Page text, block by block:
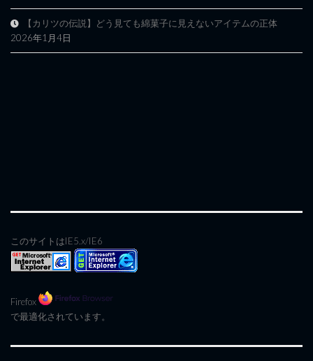
【カリツの伝説】どう見ても綿菓子に見えないアイテムの正体
2026年1月4日
このサイトはIE5.x/IE6
Firefox
で最適化されています。